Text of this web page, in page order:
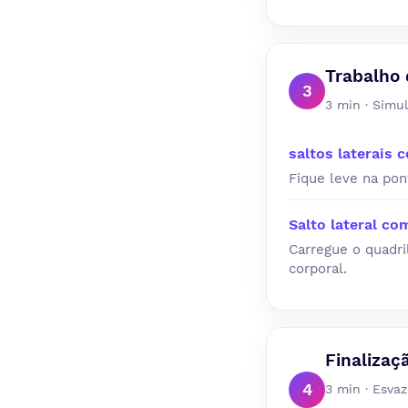
3
Trabalho
3 min ·
saltos laterais
Fique leve na
Salto lateral
Carregue o
corporal.
4 3 min ·